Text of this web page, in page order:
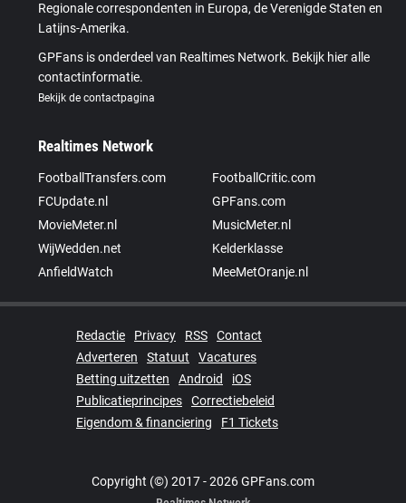
Regionale correspondenten in Europa, de Verenigde Staten en
Latijns-Amerika.
GPFans is onderdeel van Realtimes Network. Bekijk hier alle
contactinformatie.
Bekijk de contactpagina
Realtimes Network
FootballTransfers.com
FootballCritic.com
FCUpdate.nl
GPFans.com
MovieMeter.nl
MusicMeter.nl
WijWedden.net
Kelderklasse
AnfieldWatch
MeeMetOranje.nl
Redactie Privacy RSS
Contact
Adverteren
Statuut
Vacatures
Betting uitzetten
Android
iOS
Publicatieprincipes
Correctiebeleid
Eigendom & financiering
F1 Tickets
Copyright (©) 2017 - 2026 GPFans.com